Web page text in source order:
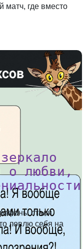
матч, где вместо
о любви,
стали
ловлю себя на